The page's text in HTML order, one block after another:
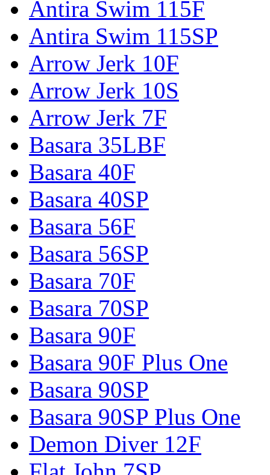
Antira Swim 115F
Antira Swim 115SP
Arrow Jerk 10F
Arrow Jerk 10S
Arrow Jerk 7F
Basara 35LBF
Basara 40F
Basara 40SP
Basara 56F
Basara 56SP
Basara 70F
Basara 70SP
Basara 90F
Basara 90F Plus One
Basara 90SP
Basara 90SP Plus One
Demon Diver 12F